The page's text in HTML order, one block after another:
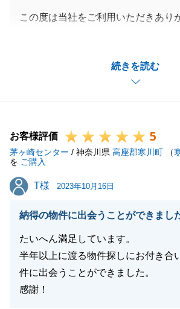
続きを読む
この度は当社をご利用いただきあり
かり大変嬉しく思います。
お嬢様がご希望されていた猫ちゃん
りましたでしょうか。
お客様評価 5
茅ヶ崎センター / 神奈川県 高座郡寒川町 （
を ご購入
T様
T様 2023年10月16日
納得の物件に出会うことができまし
たいへん満足しています。
半年以上に渡る物件探しにお付き合
件に出会うことができました。
感謝！